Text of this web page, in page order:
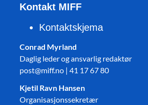
Kontakt MIFF
Kontaktskjema
Conrad Myrland
Daglig leder og ansvarlig redaktør
post@miff.no | 41 17 67 80
Kjetil Ravn Hansen
Organisasjonssekretær